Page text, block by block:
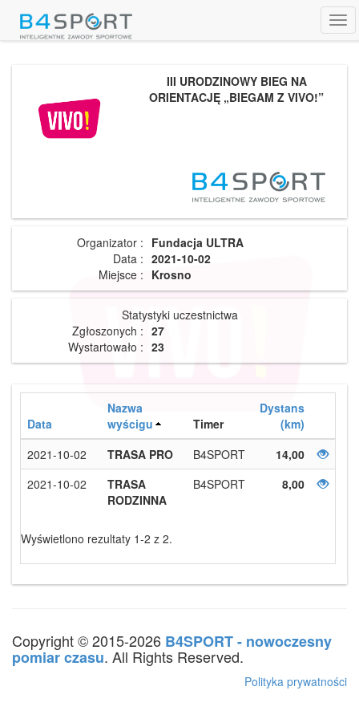
III URODZINOWY BIEG NA
ORIENTACJĘ „BIEGAM Z VIVO!”
Organizator : Fundacja ULTRA
Data : 2021-10-02
Miejsce : Krosno
Statystyki uczestnictwa
Zgłoszonych : 27
Wystartowało : 23
Data
Nazwa
wyścigu
Timer
Dystans
(km)
2021-10-02
TRASA PRO B4SPORT
14,00
2021-10-02
TRASA
RODZINNA
B4SPORT 8,00
Wyświetlono rezultaty 1-2 z 2.
Copyright © 2015-2026 B4SPORT - nowoczesny
pomiar czasu. All Rights Reserved.
Polityka prywatności